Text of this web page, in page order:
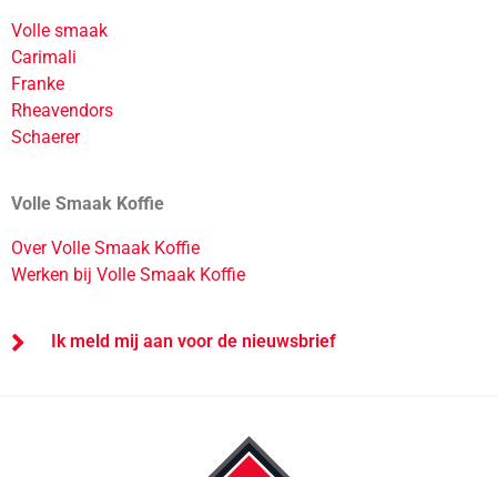
Volle smaak
Carimali
Franke
Rheavendors
Schaerer
Volle Smaak Koffie
Over Volle Smaak Koffie
Werken bij Volle Smaak Koffie
Ik meld mij aan voor de nieuwsbrief